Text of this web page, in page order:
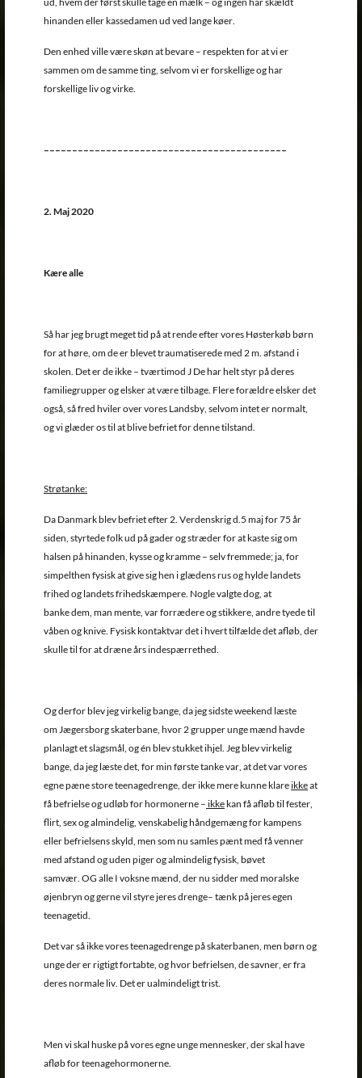
ud, hvem der først skulle tage en mælk – og ingen har skældt
hinanden eller kassedamen ud ved lange køer.
Den enhed ville være skøn at bevare – respekten for at vi er
sammen om de samme ting, selvom vi er forskellige og har
forskellige liv og virke.
–––––––––––––––––––––––––––––––––––––––––––
2. Maj 2020
Kære alle
Så har jeg brugt meget tid på at rende efter vores Høsterkøb børn
for at høre, om de er blevet traumatiserede med 2 m. afstand i
skolen. Det er de ikke – tværtimod J De har helt styr på deres
familiegrupper og elsker at være tilbage. Flere forældre elsker det
også, så fred hviler over vores Landsby, selvom intet er normalt,
og vi glæder os til at blive befriet for denne tilstand.
Strøtanke:
Da Danmark blev befriet efter 2. Verdenskrig d.5 maj for 75 år
siden, styrtede folk ud på gader og stræder for at kaste sig om
halsen på hinanden, kysse og kramme – selv fremmede; ja, for
simpelthen fysisk at give sig hen i glædens rus og hylde landets
frihed og landets frihedskæmpere. Nogle valgte dog, at
banke dem, man mente, var forrædere og stikkere, andre tyede til
våben og knive. Fysisk kontaktvar det i hvert tilfælde det afløb, der
skulle til for at dræne års indespærrethed.
Og derfor blev jeg virkelig bange, da jeg sidste weekend læste
om Jægersborg skaterbane, hvor 2 grupper unge mænd havde
planlagt et slagsmål, og én blev stukket ihjel. Jeg blev virkelig
bange, da jeg læste det, for min første tanke var, at det var vores
egne pæne store teenagedrenge, der ikke mere kunne klareikkeat
få befrielse og udløb for hormonerne – ikke kan få afløb til fester,
flirt, sex og almindelig, venskabelig håndgemæng for kampens
eller befrielsens skyld, men som nu samles pænt med få venner
med afstand og uden piger og almindelig fysisk, bøvet
samvær. OG alle I voksne mænd, der nu sidder med moralske
øjenbryn og gerne vil styre jeres drenge– tænk på jeres egen
teenagetid.
Det var så ikke vores teenagedrenge på skaterbanen, men børn og
unge der er rigtigt fortabte, og hvor befrielsen, de savner, er fra
deres normale liv. Det er ualmindeligt trist.
Men vi skal huske på vores egne unge mennesker, der skal have
afløb for teenagehormonerne.